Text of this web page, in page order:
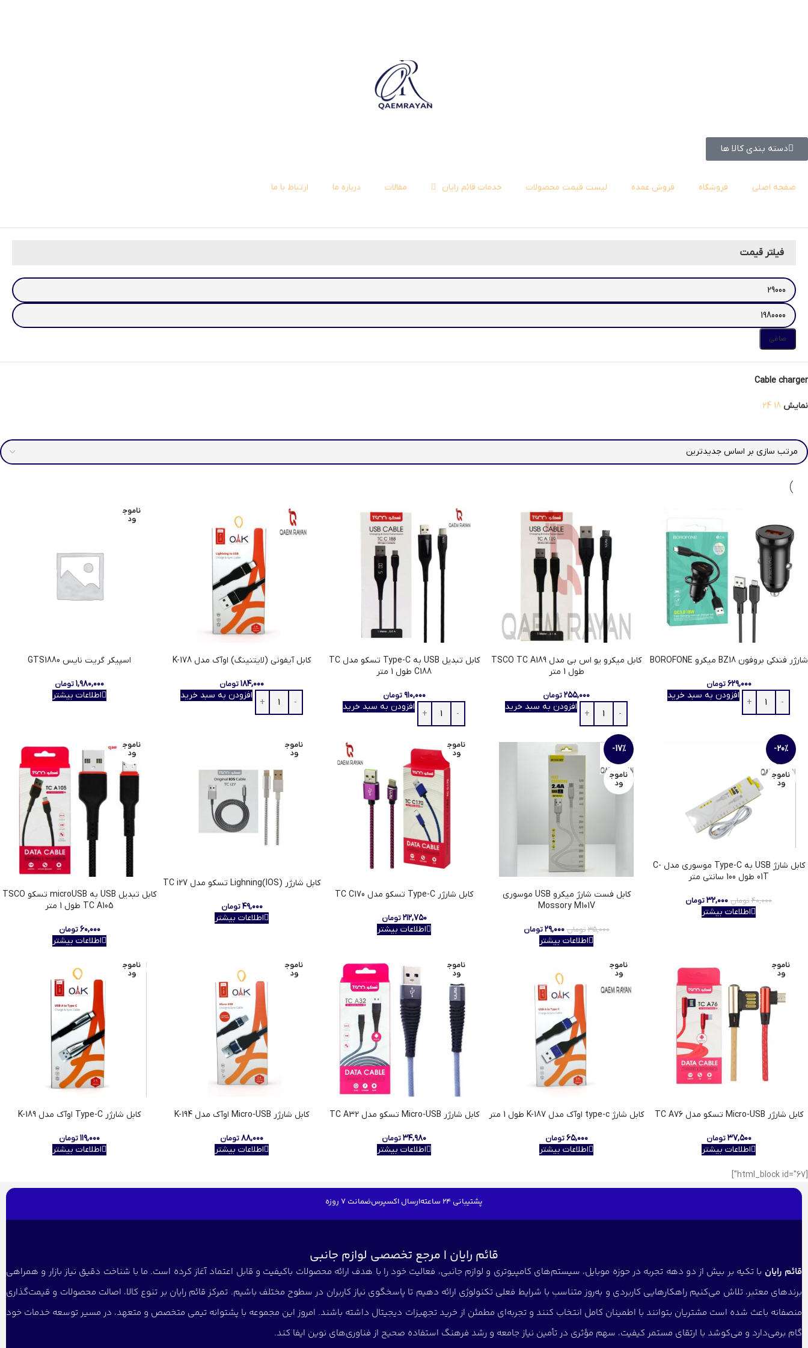
دسته بندی کالا ها
صفحه اصلی فروشگاه فروش عمده لیست قیمت محصولات خدمات قائم رایان مقالات درباره ما ارتباط با ما
فیلتر قیمت
صافی
Cable charger
نمایش 18
24
شارژر فندکی بروفون BZ18 میکرو BOROFONE
۶۲۹,۰۰۰ تومان
افزودن به سبد خرید
کابل میکرو یو اس بی مدل TSCO TC A189
طول 1 متر
۲۵۵,۰۰۰تومان
افزودن به سبد خرید
کابل تبدیل USB به Type-C تسکو مدل TC
C188 طول 1 متر
۹۱۰,۰۰۰ تومان
افزودن به سبد خرید
کابل آیفونی (لایتنینگ) اوآک مدل K-178
۱۸۴,۰۰۰تومان
افزودن به سبد خرید
ناموج
ود
اسپیکر گریت نایس GTS1880
۱,۹۸۰,۰۰۰تومان
اطلاعات بیشتر
-20%
ناموج
ود
کابل شارژ USB به Type-C موسوری مدل C-
01T طول 100 سانتی متر
۴۰,۰۰۰تومان ۳۲,۰۰۰تومان
اطلاعات بیشتر
-17%
ناموج
ود
کابل فست شارژ میکرو USB موسوری
Mossory M101V
۳۵,۰۰۰تومان ۲۹,۰۰۰ تومان
اطلاعات بیشتر
ناموج
ود
کابل شارژر Type-C تسکو مدل TC C170
۲۱۲,۷۵۰ تومان
اطلاعات بیشتر
ناموج
ود
کابل شارژر Lighning(IOS) تسکو مدل TC i27
۴۹,۰۰۰ تومان
اطلاعات بیشتر
ناموج
ود
کابل تبدیل USB به microUSB تسکو TSCO
TC A105 طول 1 متر
۶۰,۰۰۰ تومان
اطلاعات بیشتر
ناموج
ود
کابل شارژر Micro-USB تسکو مدل TC A76
۳۷,۵۰۰ تومان
اطلاعات بیشتر
ناموج
ود
کابل شارژ type-c اوآک مدل K-187 طول 1 متر
۶۵,۰۰۰ تومان
اطلاعات بیشتر
ناموج
ود
کابل شارژر Micro-USB تسکو مدل TC A32
۳۴,۹۸۰تومان
اطلاعات بیشتر
ناموج
ود
کابل شارژر Micro-USB اوآک مدل K-194
۸۸,۰۰۰تومان
اطلاعات بیشتر
ناموج
ود
کابل شارژر Type-C اوآک مدل K-189
۱۱۹,۰۰۰تومان
اطلاعات بیشتر
[html_block id="67"]
پشتیبانی 24 ساعته ارسال اکسپرسضمانت 7 روزه
قائم رایان | مرجع تخصصی لوازم جانبی
قائم رایان با تکیه بر بیش از دو دهه تجربه در حوزه موبایل، سیستم‌های کامپیوتری و لوازم جانبی، فعالیت خود را با هدف ارائه محصولات باکیفیت و قابل اعتماد آغاز کرده است. ما با شناخت دقیق نیاز بازار و همراهی
برندهای معتبر، تلاش می‌کنیم راهکارهایی کاربردی و به‌روز متناسب با شرایط فعلی تکنولوژی ارائه دهیم تا پاسخگوی نیاز کاربران در سطوح مختلف باشیم. تمرکز قائم رایان بر تنوع کالا، اصالت محصولات و قیمت‌گذاری
منصفانه باعث شده است مشتریان بتوانند با اطمینان کامل انتخاب کنند و تجربه‌ای مطمئن از خرید تجهیزات دیجیتال داشته باشند. امروز این مجموعه با پشتوانه تیمی متخصص و متعهد، در مسیر توسعه خدمات خود
گام برمی‌دارد و می‌کوشد با ارتقای مستمر کیفیت، سهم مؤثری در تأمین نیاز جامعه و رشد فرهنگ استفاده صحیح از فناوری‌های نوین ایفا کند.